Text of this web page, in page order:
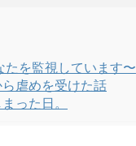
を監視しています〜
虐めを受けた話
った日。